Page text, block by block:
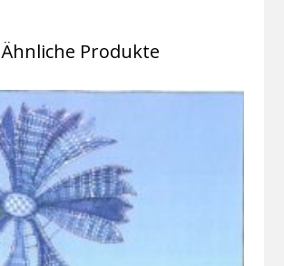
Ähnliche Produkte